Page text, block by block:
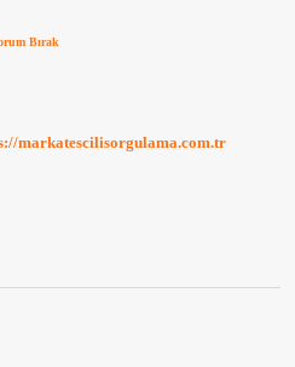
Bırak
markatescilisorgulama.com.tr